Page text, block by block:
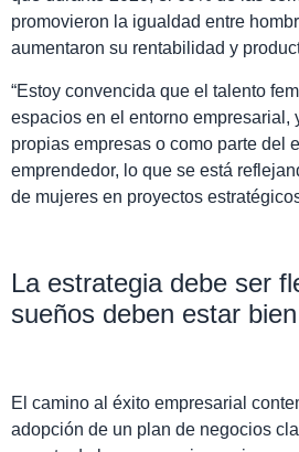
promovieron la igualdad entre
aumentaron su rentabilidad y
“Estoy convencida que el talento
espacios en el entorno empresarial,
propias empresas o como parte del
emprendedor, lo que se está
de mujeres en proyectos
La estrategia debe ser
sueños deben estar
El camino al éxito empresarial
adopción de un plan de negocios